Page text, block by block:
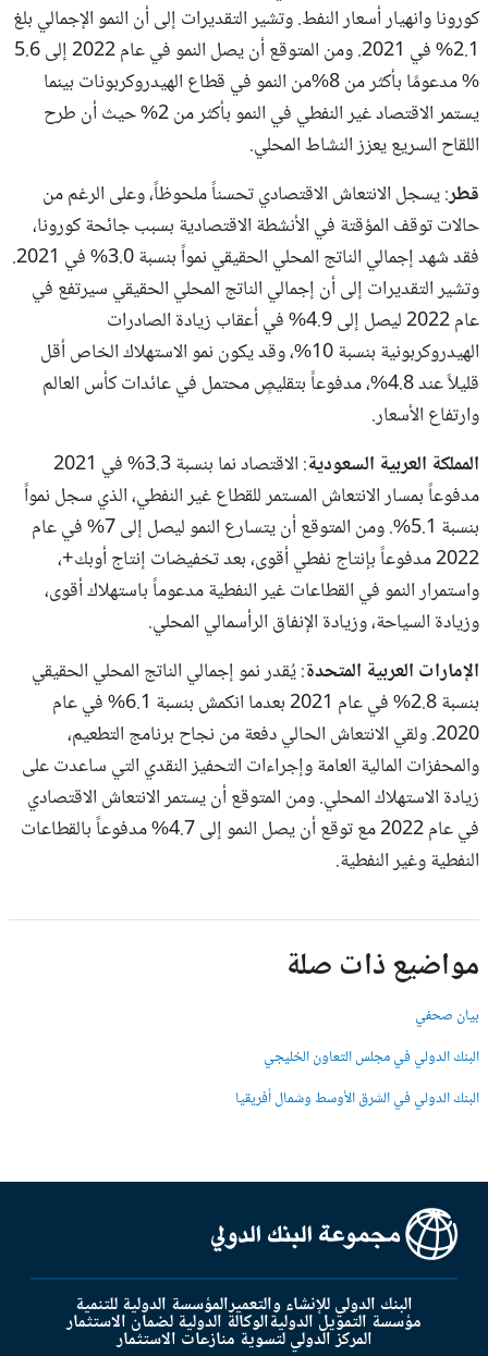
كورونا وانهيار أسعار النفط. وتشير التقديرات إلى أن النمو الإجمالي بلغ
2.1% في 2021. ومن المتوقع أن يصل النمو في عام 2022 إلى 5.6
% مدعومًا بأكثر من 8%من النمو في قطاع الهيدروكربونات بينما
يستمر الاقتصاد غير النفطي في النمو بأكثر من 2% حيث أن طرح
اللقاح السريع يعزز النشاط المحلي.
قطر: يسجل الانتعاش الاقتصادي تحسناً ملحوظاً، وعلى الرغم من
حالات توقف المؤقتة في الأنشطة الاقتصادية بسبب جائحة كورونا،
فقد شهد إجمالي الناتج المحلي الحقيقي نمواً بنسبة 3.0% في 2021.
وتشير التقديرات إلى أن إجمالي الناتج المحلي الحقيقي سيرتفع في
عام 2022 ليصل إلى 4.9% في أعقاب زيادة الصادرات
الهيدروكربونية بنسبة 10%، وقد يكون نمو الاستهلاك الخاص أقل
قليلاً عند 4.8%، مدفوعاً بتقليصٍ محتمل في عائدات كأس العالم
وارتفاع الأسعار.
المملكة العربية السعودية
: الاقتصاد نما بنسبة 3.3% في 2021
مدفوعاً بمسار الانتعاش المستمر للقطاع غير النفطي، الذي سجل نمواً
بنسبة 5.1%. ومن المتوقع أن يتسارع النمو ليصل إلى 7% في عام
2022 مدفوعاً بإنتاج نفطي أقوى، بعد تخفيضات إنتاج أوبك+،
واستمرار النمو في القطاعات غير النفطية مدعوماً باستهلاك أقوى،
وزيادة السياحة، وزيادة الإنفاق الرأسمالي المحلي.
الإمارات العربية المتحدة: يُقدر نمو إجمالي الناتج المحلي الحقيقي
بنسبة 2.8% في عام 2021 بعدما انكمش بنسبة 6.1% في عام
2020. ولقي الانتعاش الحالي دفعة من نجاح برنامج التطعيم،
والمحفزات المالية العامة وإجراءات التحفيز النقدي التي ساعدت على
زيادة الاستهلاك المحلي. ومن المتوقع أن يستمر الانتعاش الاقتصادي
في عام 2022 مع توقع أن يصل النمو إلى 4.7% مدفوعاً بالقطاعات
النفطية وغير النفطية.
مواضيع ذات صلة
بيان صحفي
البنك الدولي في مجلس التعاون الخليجي
البنك الدولي في الشرق الأوسط وشمال أفريقيا
البنك الدولي للإنشاء والتعميرالمؤسسة الدولية للتنمية
مؤسسة التمويل الدوليةالوكالة الدولية لضمان الاستثمار
المركز الدولي لتسوية منازعات الاستثمار